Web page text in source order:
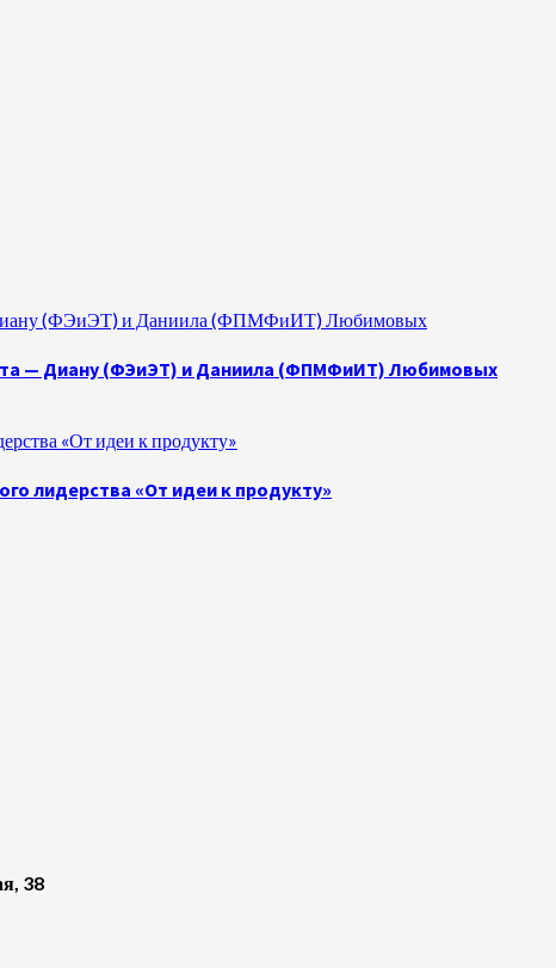
Диану (ФЭиЭТ) и Даниила (ФПМФиИТ) Любимовых
— Диану (ФЭиЭТ) и Даниила (ФПМФиИТ) Любимовых
«От идеи к продукту»
лидерства «От идеи к продукту»
38